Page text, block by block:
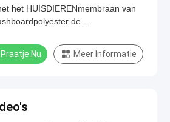
het HUISDIERENmembraan van
de
Praatje Nu Meer Informatie